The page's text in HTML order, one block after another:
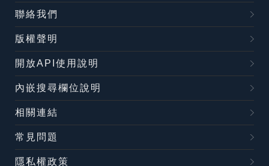
聯絡我們
版權聲明
開放API使用說明
內嵌搜尋欄位說明
相關連結
常見問題
隱私權政策